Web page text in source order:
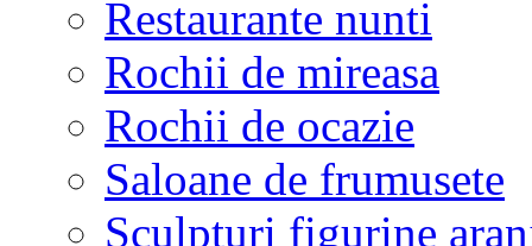
Restaurante nunti
Rochii de mireasa
Rochii de ocazie
Saloane de frumusete
Sculpturi figurine